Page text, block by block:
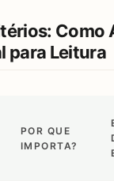
Como
para Leitura
POR QUE
IMPORTA?